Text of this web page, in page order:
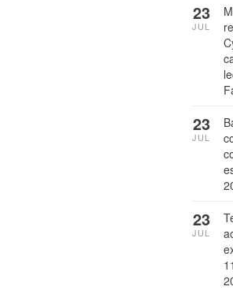
23
JUL
23
JUL
23
JUL